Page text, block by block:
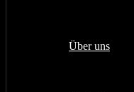
Über uns